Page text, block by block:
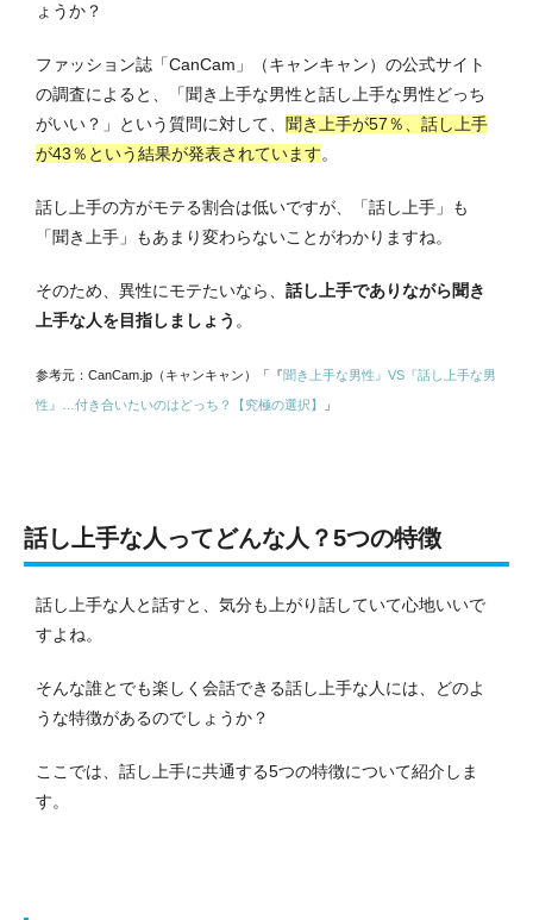
ょうか？
ファッション誌「CanCam」（キャンキャン）の公式サイト
の調査によると、「聞き上手な男性と話し上手な男性どっち
がいい？」という質問に対して、 聞き上手が57％、話し上手
が43％という結果が発表されています。
話し上手の方がモテる割合は低いですが、「話し上手」も
「聞き上手」もあまり変わらないことがわかりますね。
そのため、異性にモテたいなら、 話し上手でありながら聞き
上手な人を目指しましょう 。
参考元：CanCam.jp（キャンキャン）「『聞き上手な男性』VS『話し上手な男
性』…付き合いたいのはどっち？【究極の選択】 」
話し上手な人ってどんな人？5つの特徴
話し上手な人と話すと、気分も上がり話していて心地いいで
すよね。
そんな誰とでも楽しく会話できる話し上手な人には、どのよ
うな特徴があるのでしょうか？
ここでは、話し上手に共通する5つの特徴について紹介しま
す。